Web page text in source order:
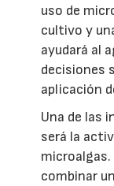
uso de
cultivo y
ayudará al
decisiones
aplicación
Una de las
será la
combinar